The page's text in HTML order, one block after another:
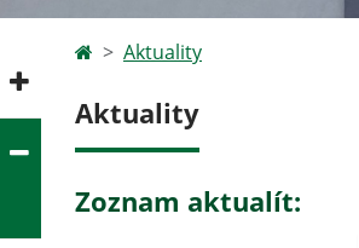
Aktuality
Aktuality
Zoznam aktualít: